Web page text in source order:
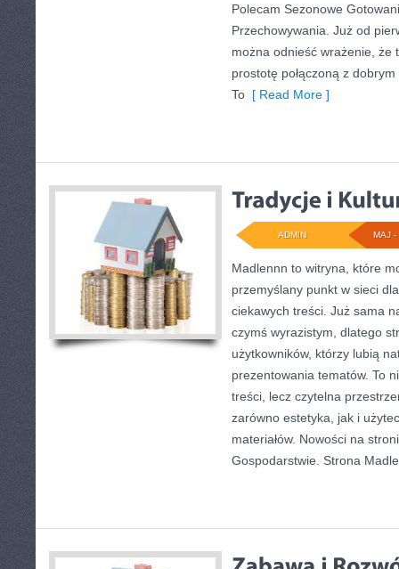
Polecam Sezonowe
Przechowywania. Już od
można odnieść wrażenie, że
prostotę połączoną z
To [ Read More ]
MAJ -
ADMIN
Madlennn to witryna, które
przemyślany punkt w sieci
ciekawych treści. Już sama
czymś wyrazistym, dlatego
użytkowników, którzy lubią
prezentowania tematów. To
treści, lecz czytelna
zarówno estetyka, jak i
materiałów. Nowości na
Gospodarstwie. Strona